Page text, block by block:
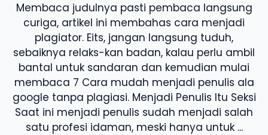
Membaca judulnya pasti pembaca langsung
curiga, artikel ini membahas cara menjadi
plagiator. Eits, jangan langsung tuduh,
sebaiknya relaks-kan badan, kalau perlu ambil
bantal untuk sandaran dan kemudian mulai
membaca 7 Cara mudah menjadi penulis ala
google tanpa plagiasi. Menjadi Penulis Itu Seksi
Saat ini menjadi penulis sudah menjadi salah
satu profesi idaman, meski hanya untuk ...